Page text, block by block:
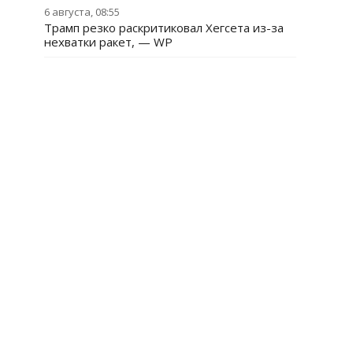
6 августа, 08:55
Трамп резко раскритиковал Хегсета из-за
нехватки ракет, — WP